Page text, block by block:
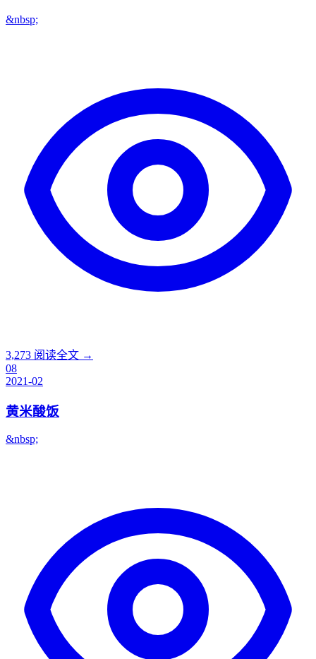
&nbsp;
3,273 阅读全文 →
08
2021-02
黄米酸饭
&nbsp;